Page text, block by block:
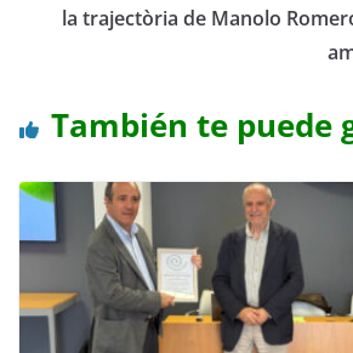
la trajectòria de Manolo
También te puede